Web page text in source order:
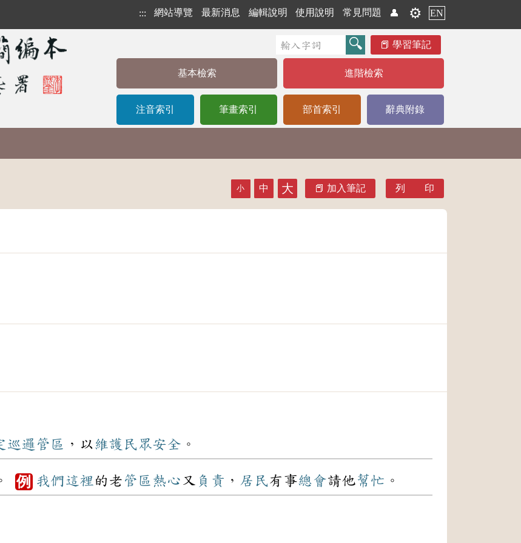
::: 網站導覽 最新消息 編輯說明 使用說明 常見問題 👤 ⚙️ EN
學習筆記
基本檢索 進階檢索
注音索引 筆畫索引 部首索引 辭典附錄
小 中 大 加入筆記 列 印
巡邏 管區 ，以維護 民眾安全 。
例 我們這裡 的老 管區 熱心 又 負責 ， 居民有事總會請他幫忙 。